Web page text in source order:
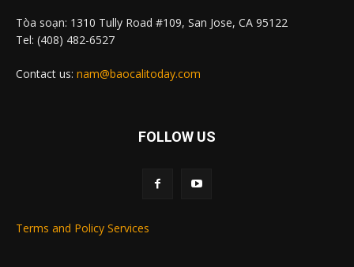
Tòa soạn: 1310 Tully Road #109, San Jose, CA 95122
Tel: (408) 482-6527
Contact us: nam@baocalitoday.com
FOLLOW US
Terms and Policy Services